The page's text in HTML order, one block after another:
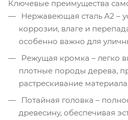
Ключевые преимущества
Нержавеющая сталь A2 –
коррозии, влаге и
особенно важно для
Режущая кромка – легко
плотные породы дерева,
растрескивание
Потайная головка –
древесину, обеспечивая